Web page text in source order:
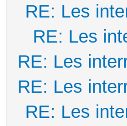
RE: Les
RE: Les
RE: Les
RE: Les
RE: Les